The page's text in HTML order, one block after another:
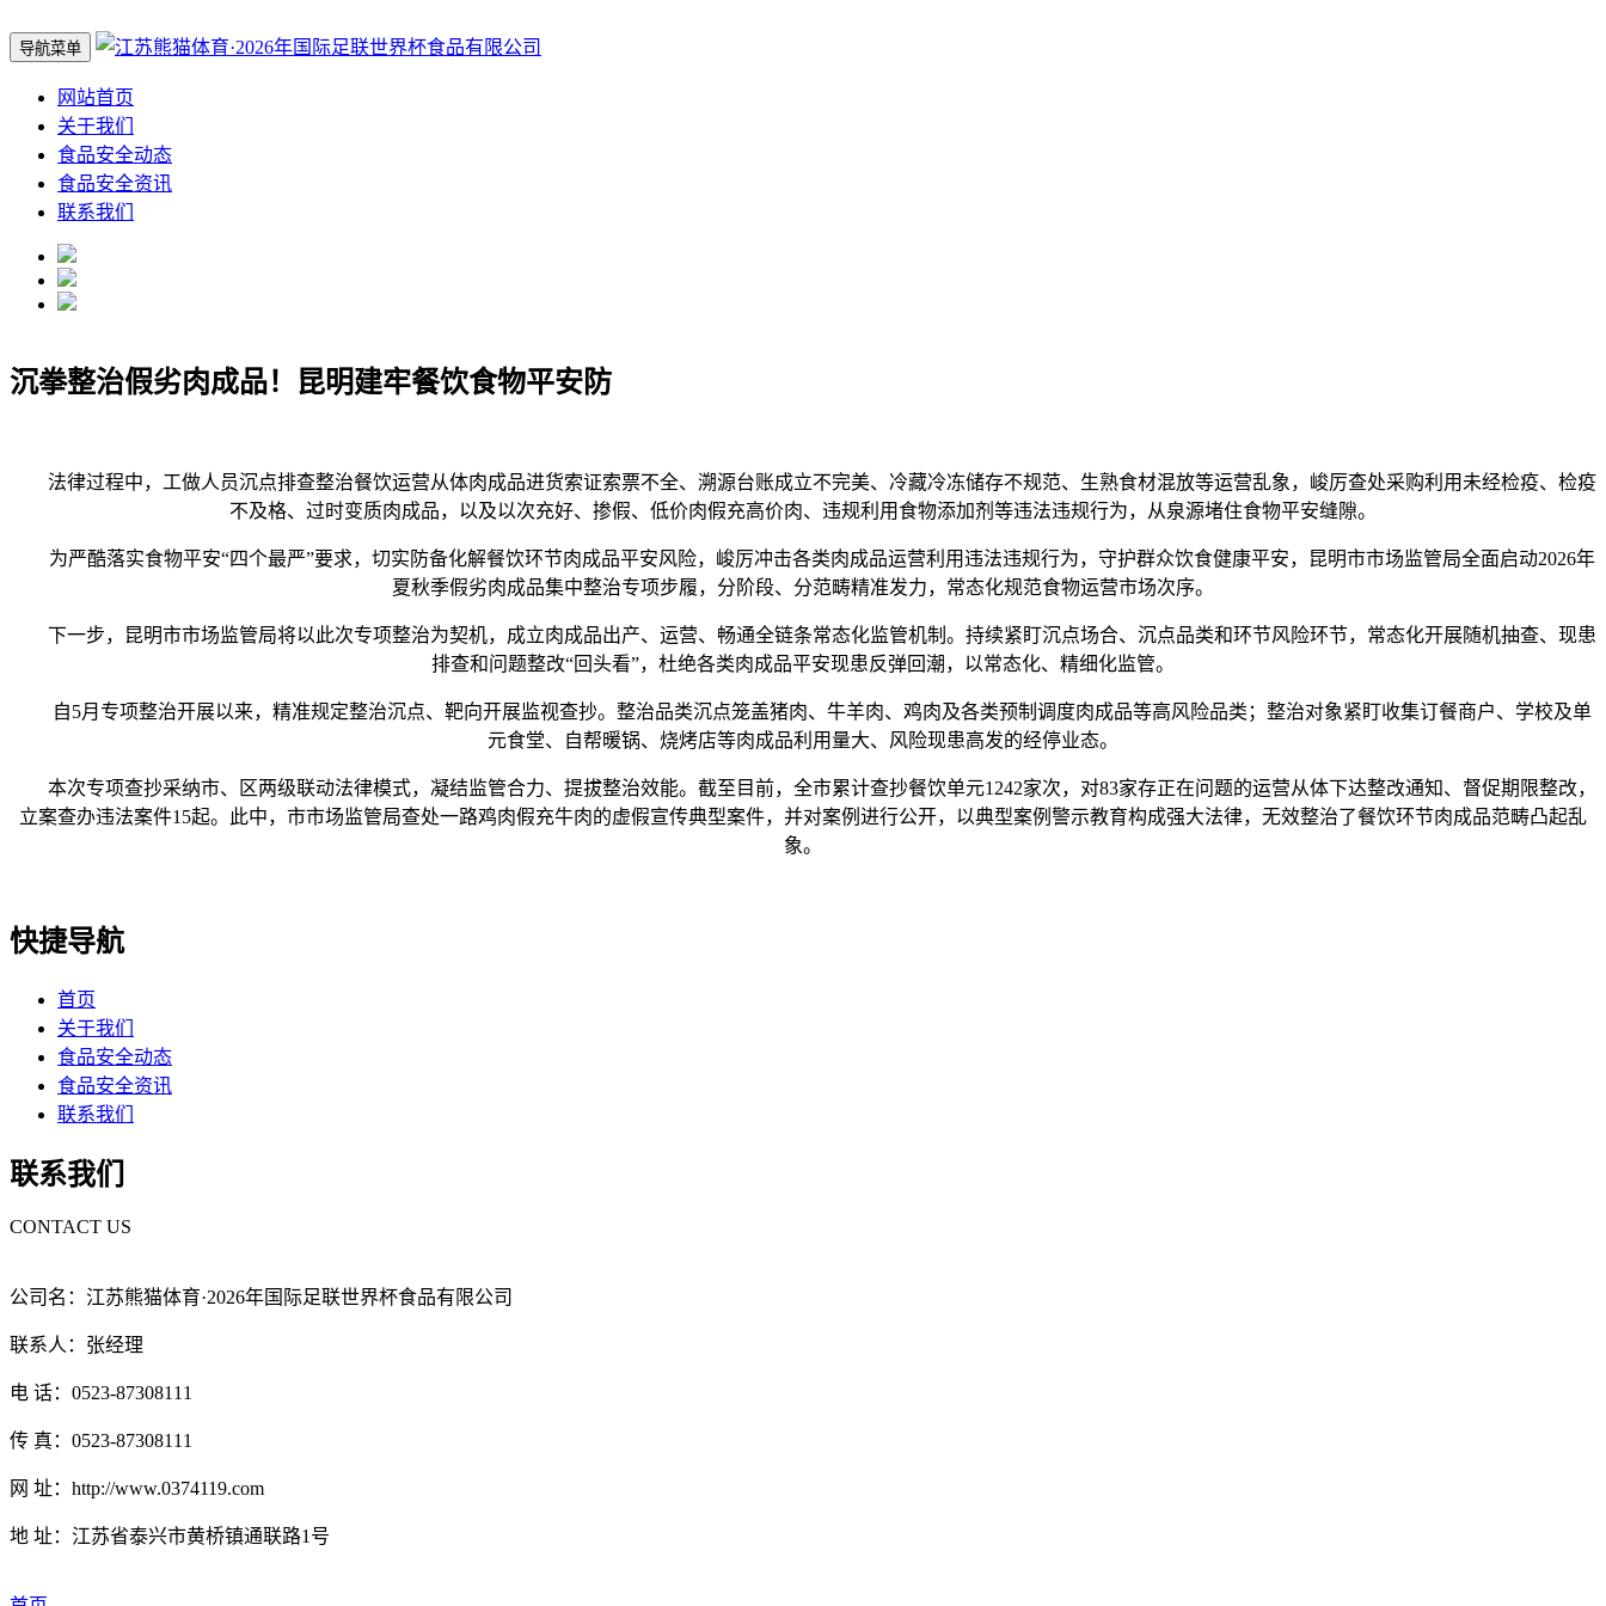
导航菜单
网站首页
关于我们
食品安全动态
食品安全资讯
联系我们
沉拳整治假劣肉成品！昆明建牢餐饮食物平安防
法律过程中，工做人员沉点排查整治餐饮运营从体肉成品进货索证索票不全、溯源台账成立不完美、冷藏冷冻储存不规范、生熟食材混放等运营乱象，峻厉查处采购利用未经检疫、检疫
不及格、过时变质肉成品，以及以次充好、掺假、低价肉假充高价肉、违规利用食物添加剂等违法违规行为，从泉源堵住食物平安缝隙。
为严酷落实食物平安“四个最严”要求，切实防备化解餐饮环节肉成品平安风险，峻厉冲击各类肉成品运营利用违法违规行为，守护群众饮食健康平安，昆明市市场监管局全面启动2026年
夏秋季假劣肉成品集中整治专项步履，分阶段、分范畴精准发力，常态化规范食物运营市场次序。
下一步，昆明市市场监管局将以此次专项整治为契机，成立肉成品出产、运营、畅通全链条常态化监管机制。持续紧盯沉点场合、沉点品类和环节风险环节，常态化开展随机抽查、现患
排查和问题整改“回头看”，杜绝各类肉成品平安现患反弹回潮，以常态化、精细化监管。
自5月专项整治开展以来，精准规定整治沉点、靶向开展监视查抄。整治品类沉点笼盖猪肉、牛羊肉、鸡肉及各类预制调度肉成品等高风险品类；整治对象紧盯收集订餐商户、学校及单
元食堂、自帮暖锅、烧烤店等肉成品利用量大、风险现患高发的经停业态。
本次专项查抄采纳市、区两级联动法律模式，凝结监管合力、提拔整治效能。截至目前，全市累计查抄餐饮单元1242家次，对83家存正在问题的运营从体下达整改通知、督促期限整改，
立案查办违法案件15起。此中，市市场监管局查处一路鸡肉假充牛肉的虚假宣传典型案件，并对案例进行公开，以典型案例警示教育构成强大法律，无效整治了餐饮环节肉成品范畴凸起乱
象。
快捷导航
首页
关于我们
食品安全动态
食品安全资讯
联系我们
联系我们
CONTACT US
公司名：江苏熊猫体育·2026年国际足联世界杯食品有限公司
联系人：张经理
电 话：0523-87308111
传 真：0523-87308111
网 址：http://www.0374119.com
地 址：江苏省泰兴市黄桥镇通联路1号